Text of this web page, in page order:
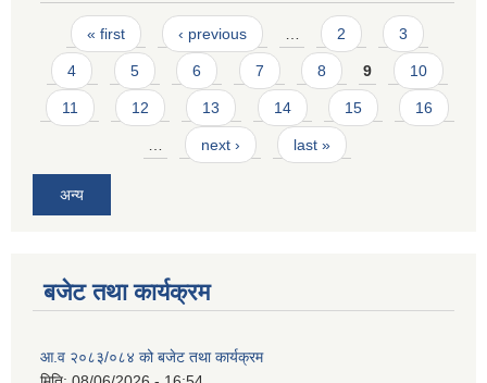
Pages
« first ‹ previous 2 3
4 5 6 7 8 9 10
11 12 13 14 15 16
next › last »
अन्य
बजेट तथा कार्यक्रम
आ.व २०८३/०८४ को बजेट तथा कार्यक्रम